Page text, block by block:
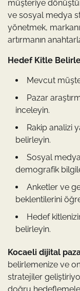
müşteriye
ve sosyal medya
yönetmek,
artırmanın
Hedef Kitle
Mevcut
Pazar
inceleyin.
Rakip analizi
belirleyin.
Sosyal
demografik
Anketler ve
beklentilerini
Hedef
belirleyin.
Kocaeli dijital
belirlemenize ve
stratejiler